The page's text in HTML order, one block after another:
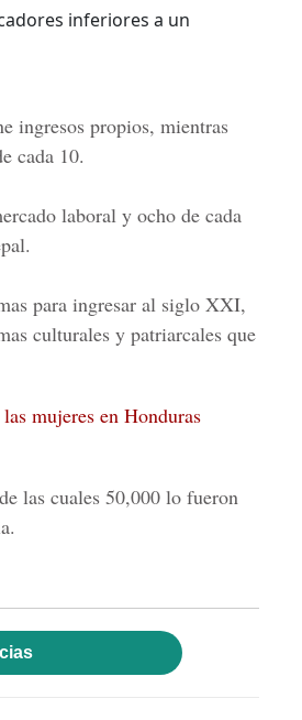
inferiores a un
ingresos propios, mientras
cada 10.
laboral y ocho de cada
para ingresar al siglo XXI,
culturales y patriarcales que
mujeres en Honduras
las cuales 50,000 lo fueron